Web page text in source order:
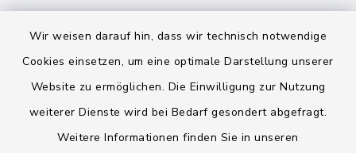
Wir weisen darauf hin, dass wir technisch notwendige
Cookies einsetzen, um eine optimale Darstellung unserer
Website zu ermöglichen. Die Einwilligung zur Nutzung
weiterer Dienste wird bei Bedarf gesondert abgefragt.
Weitere Informationen finden Sie in unseren
Kontakt
Informationspflichten